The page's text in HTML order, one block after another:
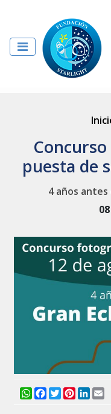
puesta de
4 años antes
WhatsApp
Facebook
TwitterPinterest